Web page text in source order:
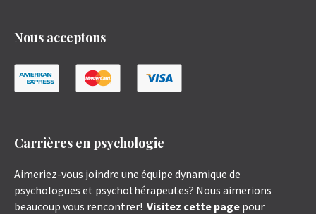
Nous acceptons
Carrières en psychologie
Aimeriez-vous joindre une équipe dynamique de
psychologues et psychothérapeutes? Nous aimerions
beaucoup vous rencontrer! Visitez cette page pour